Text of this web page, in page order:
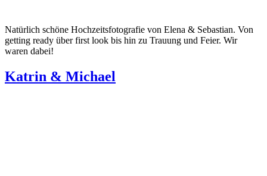
Natürlich schöne Hochzeitsfotografie von Elena & Sebastian. Von
getting ready über first look bis hin zu Trauung und Feier. Wir
waren dabei!
Katrin & Michael